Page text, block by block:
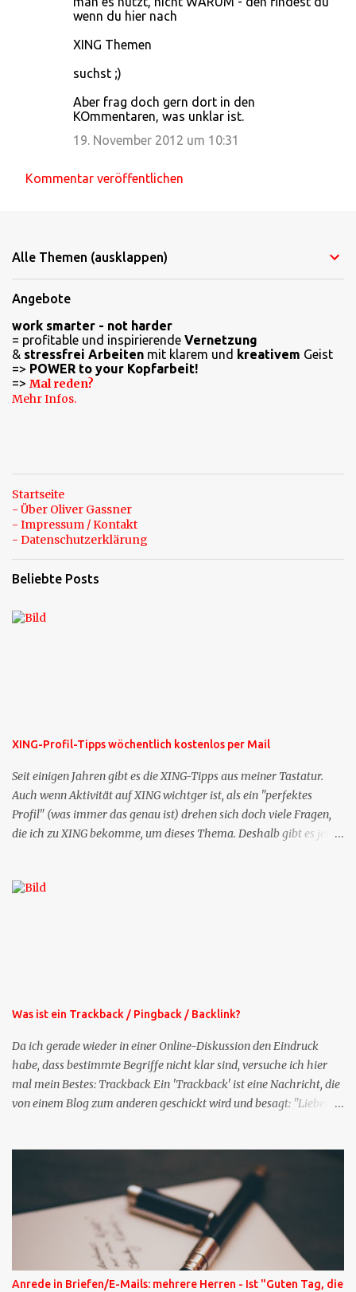
wenn du hier nach
XING Themen
suchst ;)
Aber frag doch gern dort in den
KOmmentaren, was unklar ist.
19. November 2012 um 10:31
Kommentar veröffentlichen
Alle Themen (ausklappen)
Angebote
work smarter - not harder
= profitable und inspirierende Vernetzung
& stressfrei Arbeiten mit klarem und kreativem Geist
=> POWER to your Kopfarbeit!
=> Mal reden?
Mehr Infos.
Startseite
- Über Oliver Gassner
- Impressum / Kontakt
- Datenschutzerklärung
Beliebte Posts
XING-Profil-Tipps wöchentlich kostenlos per Mail
Seit einigen Jahren gibt es die XING-Tipps aus meiner Tastatur.
Auch wenn Aktivität auf XING wichtger ist, als ein "perfektes
Profil" (was immer das genau ist) drehen sich doch viele Fragen,
die ich zu XING bekomme, um dieses Thema. Deshalb gibt es jetzt
bekommen Sie kostenlos eine weitere Folge. Die Startsequenz ist 16
Was ist ein Trackback / Pingback / Backlink?
Da ich gerade wieder in einer Online-Diskussion den Eindruck
habe, dass bestimmte Begriffe nicht klar sind, versuche ich hier
mal mein Bestes: Trackback Ein 'Trackback' ist eine Nachricht, die
von einem Blog zum anderen geschickt wird und besagt: "Lieber
was ich zu deinem Inhalt zu sagen hatte." Diese
Nachrichtenfunktion wird 'angestoßen' in dem 'mein' Blog an die
'TrackbackURL' des Anderen einen 'Ping' schickt, d.h. ein paar
Parameter übergibt (URL meines Eintrags, Kurzzitat meines
Beitrags). Praktisch muss man nichts Anderes tun, als die
TrackbackURL beim Schreiben meines Beitrags in ein bestimmtes
Anrede in Briefen/E-Mails: mehrere Herren - Ist "Guten Tag, die